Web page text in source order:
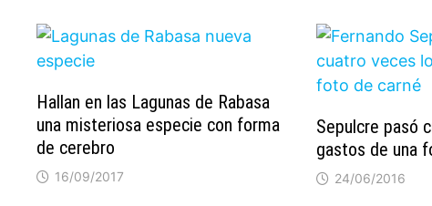
Hallan en las Lagunas de Rabasa
una misteriosa especie con forma
de cerebro
16/09/2017
Sepulcre pasó
gastos de una
24/06/2016